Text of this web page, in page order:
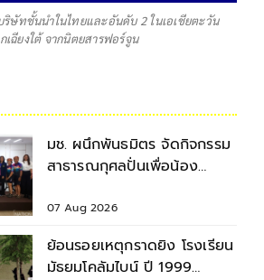
ษัทชั้นนำในไทยและอันดับ 2 ในเอเชียตะวัน
เฉียงใต้ จากนิตยสารฟอร์จูน
มช. ผนึกพันธมิตร จัดกิจกรรม
สาธารณกุศลปั่นเพื่อน้อง
07 Aug 2026
ย้อนรอยเหตุกราดยิง โรงเรียน
มัธยมโคลัมไบน์ ปี 1999